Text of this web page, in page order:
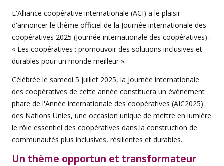
L'Alliance coopérative internationale (ACI) a le plaisir
d'annoncer le thème officiel de la Journée internationale des
coopératives 2025 (Journée internationale des coopératives) :
« Les coopératives : promouvoir des solutions inclusives et
durables pour un monde meilleur ».
Célébrée le samedi 5 juillet 2025, la Journée internationale
des coopératives de cette année constituera un événement
phare de l'Année internationale des coopératives (AIC2025)
des Nations Unies, une occasion unique de mettre en lumière
le rôle essentiel des coopératives dans la construction de
communautés plus inclusives, résilientes et durables.
Un thème opportun et transformateur